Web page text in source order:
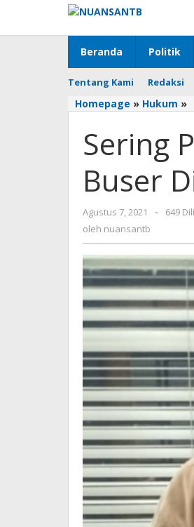
konten
Beranda Politik
Tentang Kami Redaksi
Homepage » Hukum »
Sering
Buser
Agustus 7, 2021
oleh
-
649
oleh nuansantb